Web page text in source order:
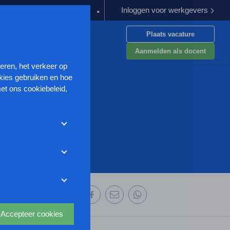
Kabinet werkt aan verbetering aanpak van
Inloggen voor werkgevers
Plaats vacature
Aanmelden als docent
het verkeer op
gebruiken en hoe
ons cookiebeleid,
zonder de
website aan te
uit waarmee onder
Accepteer cookies